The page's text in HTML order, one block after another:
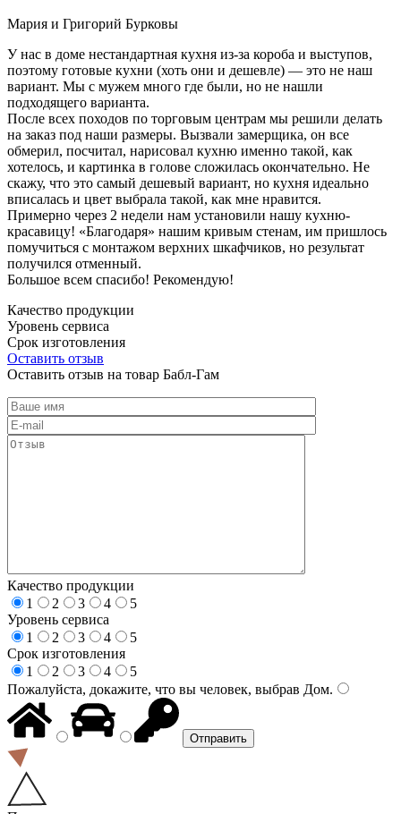
Мария и Григорий Бурковы
У нас в доме нестандартная кухня из-за короба и выступов,
поэтому готовые кухни (хоть они и дешевле) — это не наш
вариант. Мы с мужем много где были, но не нашли
подходящего варианта.
После всех походов по торговым центрам мы решили делать
на заказ под наши размеры. Вызвали замерщика, он все
обмерил, посчитал, нарисовал кухню именно такой, как
хотелось, и картинка в голове сложилась окончательно. Не
скажу, что это самый дешевый вариант, но кухня идеально
вписалась и цвет выбрала такой, как мне нравится.
Примерно через 2 недели нам установили нашу кухню-
красавицу! «Благодаря» нашим кривым стенам, им пришлось
помучиться с монтажом верхних шкафчиков, но результат
получился отменный.
Большое всем спасибо! Рекомендую!
Качество продукции
Уровень сервиса
Срок изготовления
Оставить отзыв
Оставить отзыв на товар Бабл-Гам
Качество продукции
1
2 3 4
5
Уровень сервиса
1
2 3 4
5
Срок изготовления
1
2 3 4
5
Пожалуйста, докажите, что вы человек, выбрав Дом.